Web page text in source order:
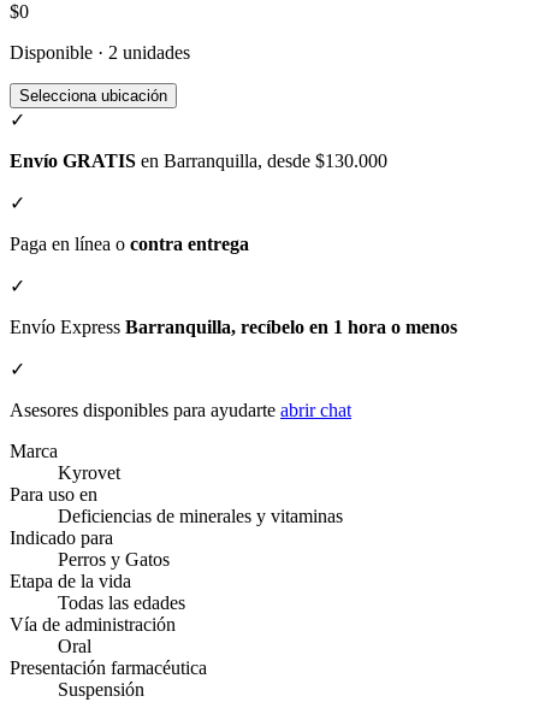
$0
Disponible · 2 unidades
Selecciona ubicación
✓
Envío GRATIS en Barranquilla, desde $130.000
✓
Paga en línea o contra entrega
✓
Envío Express Barranquilla, recíbelo en 1 hora o menos
✓
Asesores disponibles para ayudarte abrir chat
Marca
Kyrovet
Para uso en
Deficiencias de minerales y vitaminas
Indicado para
Perros y Gatos
Etapa de la vida
Todas las edades
Vía de administración
Oral
Presentación farmacéutica
Suspensión